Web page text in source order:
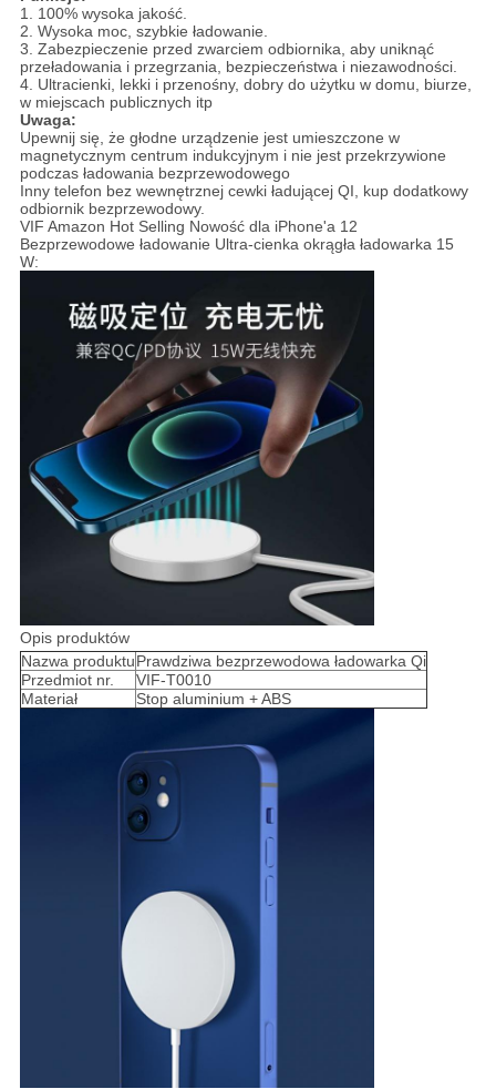
1. 100% wysoka jakość.
2. Wysoka moc, szybkie ładowanie.
3. Zabezpieczenie przed zwarciem odbiornika, aby uniknąć
przeładowania i przegrzania, bezpieczeństwa i niezawodności.
4. Ultracienki, lekki i przenośny, dobry do użytku w domu, biurze,
w miejscach publicznych itp
Uwaga:
Upewnij się, że głodne urządzenie jest umieszczone w
magnetycznym centrum indukcyjnym i nie jest przekrzywione
podczas ładowania bezprzewodowego
Inny telefon bez wewnętrznej cewki ładującej QI, kup dodatkowy
odbiornik bezprzewodowy.
VIF Amazon Hot Selling Nowość dla iPhone'a 12
Bezprzewodowe ładowanie Ultra-cienka okrągła ładowarka 15
W:
Opis produktów
Nazwa produktuPrawdziwa bezprzewodowa ładowarka Qi
Przedmiot nr.
VIF-T0010
Materiał
Stop aluminium + ABS